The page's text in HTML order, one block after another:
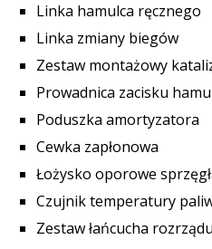
Linka hamulca ręcznego
Linka zmiany biegów
Zestaw montażowy
Prowadnica zacisku
Poduszka amortyzatora
Cewka zapłonowa
Łożysko oporowe
Czujnik temperatury
Zestaw łańcucha rozrządu